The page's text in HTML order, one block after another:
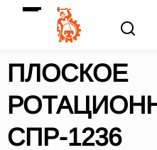
ПЛОСКОЕ
СПР-1236